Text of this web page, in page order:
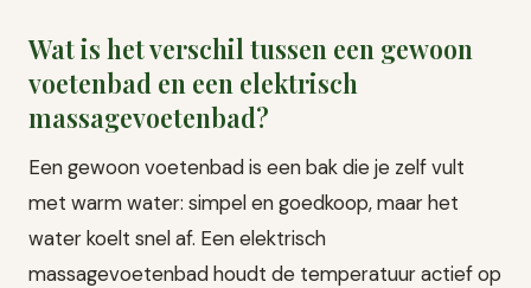
Wat is het verschil tussen een gewoon
voetenbad en een elektrisch
massagevoetenbad?
Een gewoon voetenbad is een bak die je zelf vult
met warm water: simpel en goedkoop, maar het
water koelt snel af. Een elektrisch
massagevoetenbad houdt de temperatuur actief op